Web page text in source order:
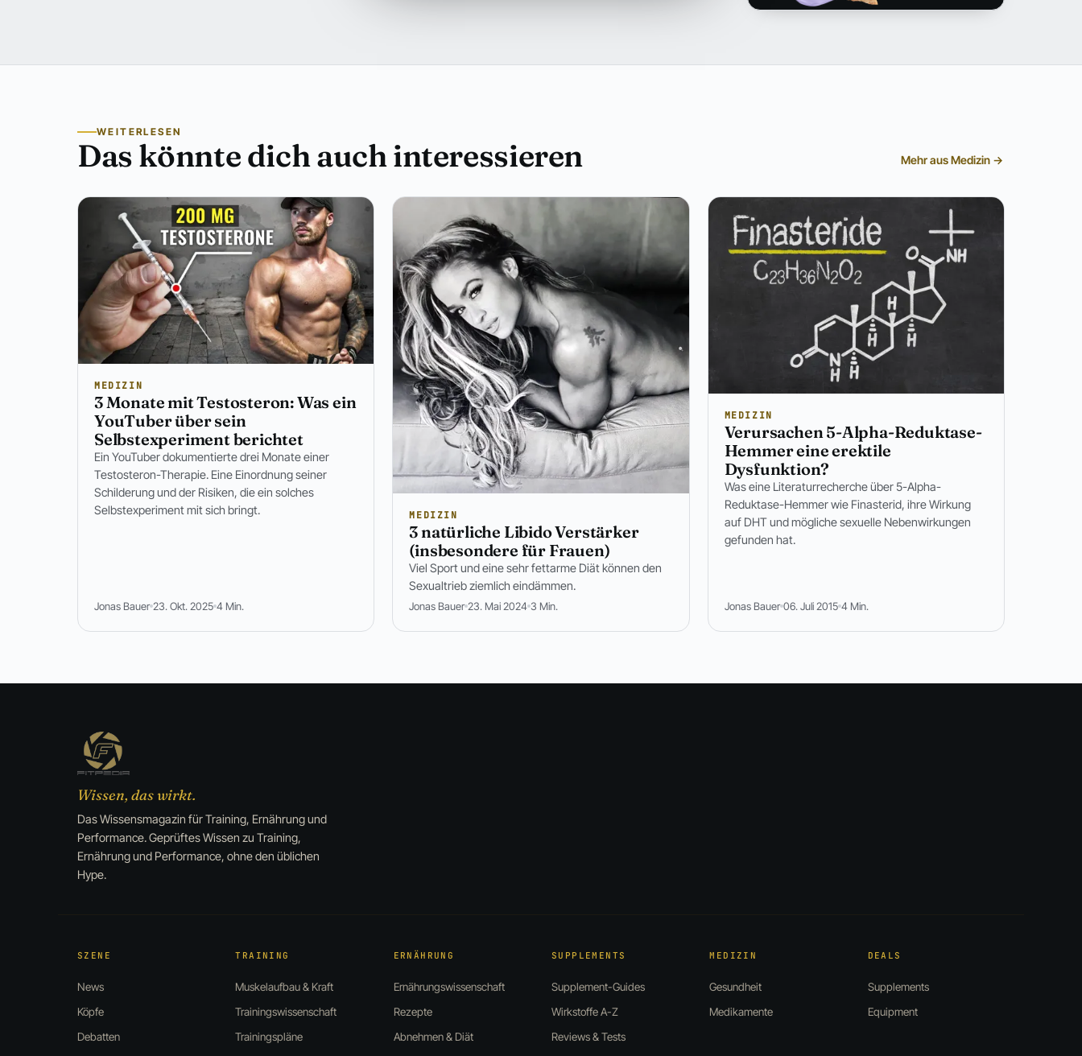
WEITERLESEN
Das könnte dich auch interessieren Mehr aus Medizin →
MEDIZIN
3 Monate mit Testosteron: Was ein
YouTuber über sein
Selbstexperiment berichtet
Ein YouTuber dokumentierte drei Monate einer
Testosteron-Therapie. Eine Einordnung seiner
Schilderung und der Risiken, die ein solches
Selbstexperiment mit sich bringt.
Jonas Bauer 23. Okt. 2025 4 Min.
MEDIZIN
3 natürliche Libido Verstärker
(insbesondere für Frauen)
Viel Sport und eine sehr fettarme Diät können den
Sexualtrieb ziemlich eindämmen.
Jonas Bauer 23. Mai 2024 3 Min.
MEDIZIN
Verursachen 5-Alpha-Reduktase-
Hemmer eine erektile
Dysfunktion?
Was eine Literaturrecherche über 5-Alpha-
Reduktase-Hemmer wie Finasterid, ihre Wirkung
auf DHT und mögliche sexuelle Nebenwirkungen
gefunden hat.
Jonas Bauer 06. Juli 2015 4 Min.
Wissen, das wirkt.
Das Wissensmagazin für Training, Ernährung und
Performance. Geprüftes Wissen zu Training,
Ernährung und Performance, ohne den üblichen
Hype.
SZENE
News
Köpfe
Debatten
TRAINING
Muskelaufbau & Kraft
Trainingswissenschaft
Trainingspläne
ERNÄHRUNG
Ernährungswissenschaft
Rezepte
Abnehmen & Diät
SUPPLEMENTS
Supplement-Guides
Wirkstoffe A-Z
Reviews & Tests
MEDIZIN
Gesundheit
Medikamente
DEALS
Supplements
Equipment